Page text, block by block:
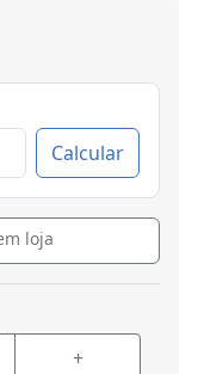
Calcular
loja
+